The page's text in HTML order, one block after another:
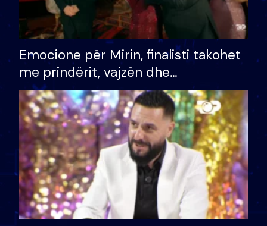
Emocione për Mirin, finalisti takohet
me prindërit, vajzën dhe
bashkëshorten: S’kemi ndonjë letër
divorci apo jo?